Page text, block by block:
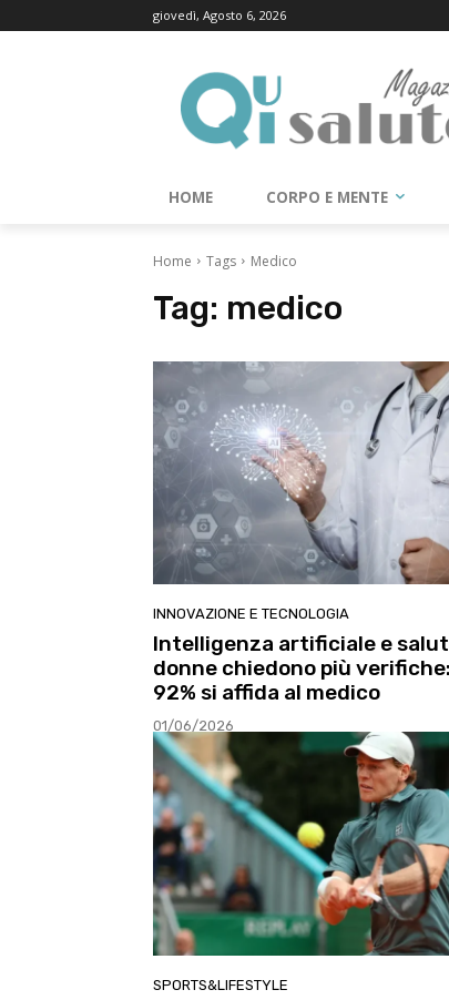
giovedì, Agosto 6, 2026
HOME CORPO E MENTE
Home Tags Medico
Tag: medico
INNOVAZIONE E TECNOLOGIA
Intelligenza artificiale e
donne chiedono più
92% si affida al medico
01/06/2026
SPORTS&LIFESTYLE